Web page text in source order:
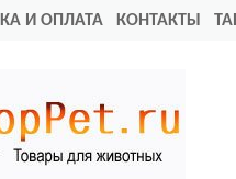
И ОПЛАТА КОНТАКТЫ